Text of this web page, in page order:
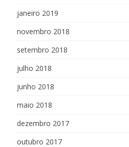
janeiro 2019
novembro 2018
setembro 2018
julho 2018
junho 2018
maio 2018
dezembro 2017
outubro 2017